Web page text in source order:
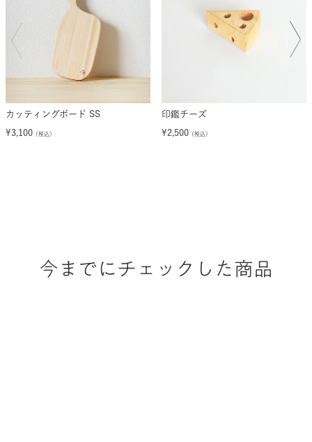
カッティングボード SS
¥3,100 （税込）
印鑑チーズ
¥2,500 （税込）
今までにチェックした商品